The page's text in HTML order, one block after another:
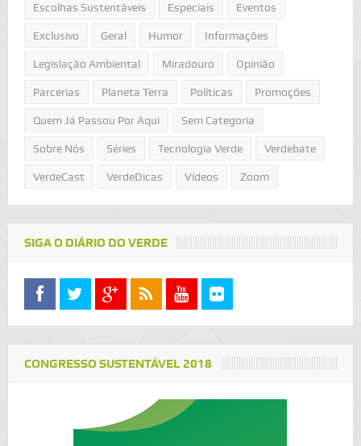
Escolhas Sustentáveis Especiais Eventos
Exclusivo Geral Humor Informações
Legislação Ambiental Miradouro Opinião
Parcerias Planeta Terra Políticas Promoções
Quem Já Passou Por Aqui Sem Categoria
Sobre Nós Séries Tecnologia Verde Verdebate
VerdeCast VerdeDicas Vídeos Zoom
SIGA O DIÁRIO DO VERDE
CONGRESSO SUSTENTÁVEL 2018